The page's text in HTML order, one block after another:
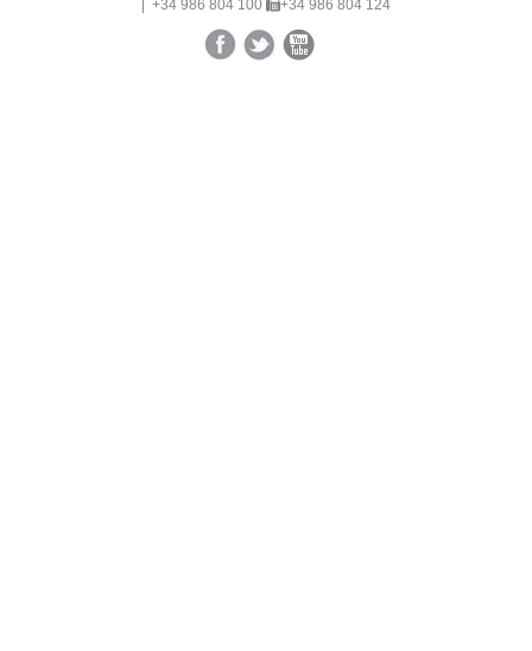
| +34 986 804 100
+34 986 804 124
FacebookTwitterYouTube